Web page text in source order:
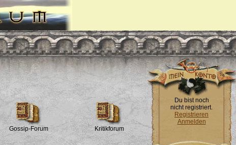
Gossip-Forum Kritikforum
Du bist noch
nicht registriert.
Registrieren
Anmelden